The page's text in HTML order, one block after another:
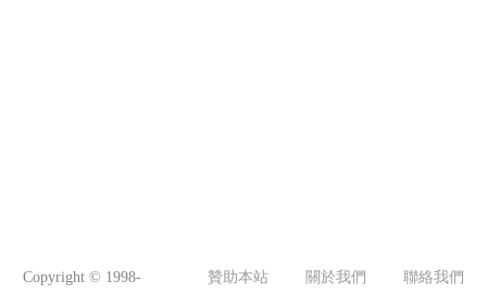
贊助本站 關於我們 聯絡我們
Copyright © 1998-